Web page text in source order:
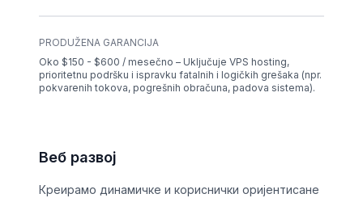
PRODUŽENA GARANCIJA
Oko $150 - $600 / mesečno – Uključuje VPS hosting,
prioritetnu podršku i ispravku fatalnih i logičkih grešaka (npr.
pokvarenih tokova, pogrešnih obračuna, padova sistema).
Веб развој
Креирамо динамичке и кориснички оријентисане